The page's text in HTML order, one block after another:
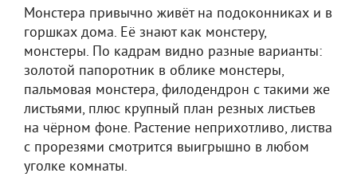
Монстера привычно живёт на подоконниках и в
горшках дома. Её знают как монстеру,
монстеры. По кадрам видно разные варианты:
золотой папоротник в облике монстеры,
пальмовая монстера, филодендрон с такими же
листьями, плюс крупный план резных листьев
на чёрном фоне. Растение неприхотливо, листва
с прорезями смотрится выигрышно в любом
уголке комнаты.